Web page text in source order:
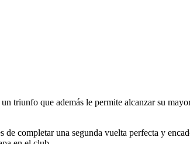
triunfo que además le permite alcanzar su
completar una segunda vuelta perfecta y